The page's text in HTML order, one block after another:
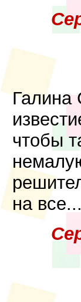
Галина
чтобы
на